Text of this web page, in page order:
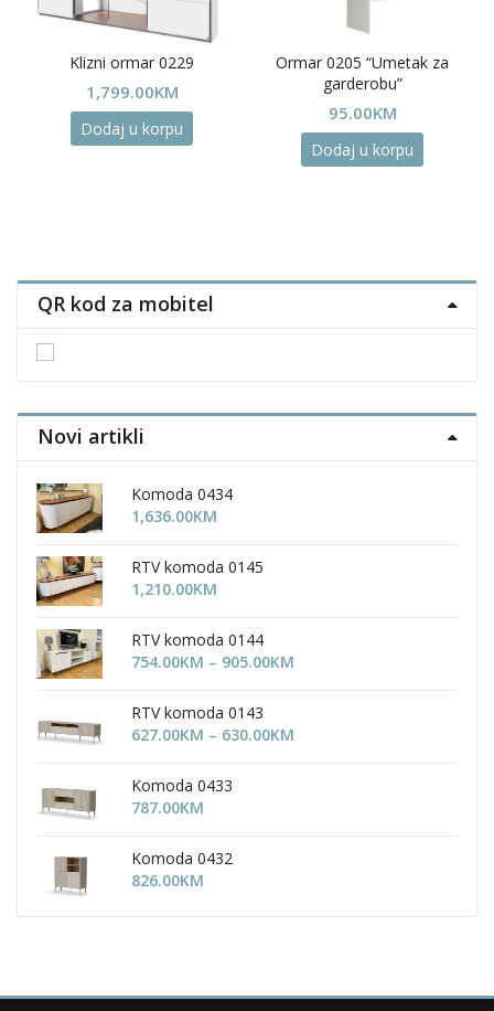
Klizni ormar 0229
1,799.00KM
Dodaj u korpu
Ormar 0205 “Umetak za
garderobu”
95.00KM
Dodaj u korpu
QR kod za mobitel
Novi artikli
Komoda 0434
1,636.00KM
RTV komoda 0145
1,210.00KM
RTV komoda 0144
754.00KM – 905.00KM
RTV komoda 0143
627.00KM – 630.00KM
Komoda 0433
787.00KM
Komoda 0432
826.00KM